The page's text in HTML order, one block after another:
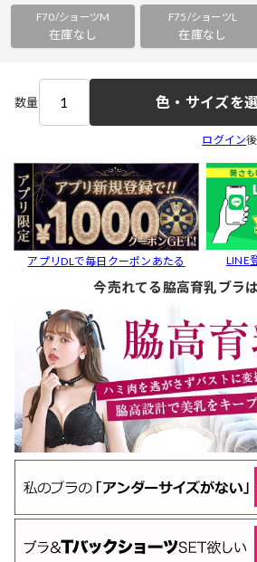
F70/ショーツM
在庫なし
F75/ショーツL
在庫なし
数量 色・サイズを
ログイン
アプリDLで毎日クーポンあたる LINE
今売れてる脇高育乳ブラ